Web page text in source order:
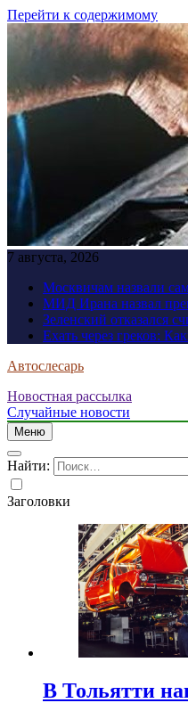
Перейти к содержимому
7 августа, 2026
Москвичам назвали
МИД Ирана назвал
Зеленский отказался
Ехать через греков:
Автослесарь
Новостная рассылка
Случайные новости
Меню
Найти:
Заголовки
В Тольятти